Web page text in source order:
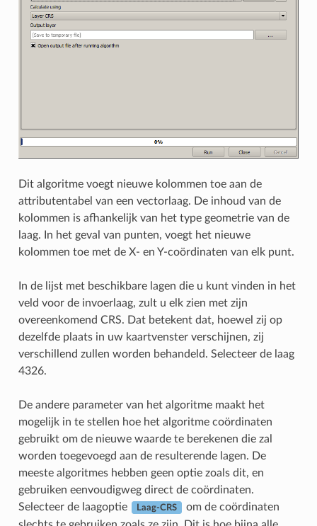
Dit algoritme voegt nieuwe kolommen toe aan de
attributentabel van een vectorlaag. De inhoud van de
kolommen is afhankelijk van het type geometrie van de
laag. In het geval van punten, voegt het nieuwe
kolommen toe met de X- en Y-coördinaten van elk punt.
In de lijst met beschikbare lagen die u kunt vinden in het
veld voor de invoerlaag, zult u elk zien met zijn
overeenkomend CRS. Dat betekent dat, hoewel zij op
dezelfde plaats in uw kaartvenster verschijnen, zij
verschillend zullen worden behandeld. Selecteer de laag
4326.
De andere parameter van het algoritme maakt het
mogelijk in te stellen hoe het algoritme coördinaten
gebruikt om de nieuwe waarde te berekenen die zal
worden toegevoegd aan de resulterende lagen. De
meeste algoritmes hebben geen optie zoals dit, en
gebruiken eenvoudigweg direct de coördinaten.
Selecteer de laagoptie
Laag-CRS
om de coördinaten